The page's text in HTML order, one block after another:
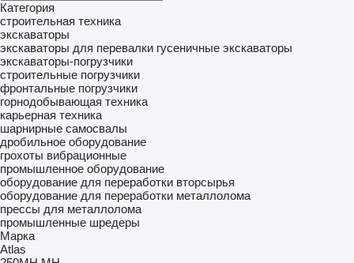
Категория
строительная техника
экскаваторы
экскаваторы для перевалки гусеничные экскаваторы
экскаваторы-погрузчики
строительные погрузчики
фронтальные погрузчики
горнодобывающая техника
карьерная техника
шарнирные самосвалы
дробильное оборудование
грохоты вибрационные
промышленное оборудование
оборудование для переработки вторсырья
оборудование для переработки металлолома
прессы для металлолома
промышленные шредеры
Марка
Atlas